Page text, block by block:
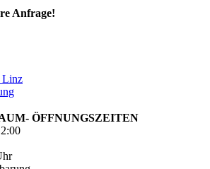
Anfrage!
Linz
ÖFFNUNGSZEITEN